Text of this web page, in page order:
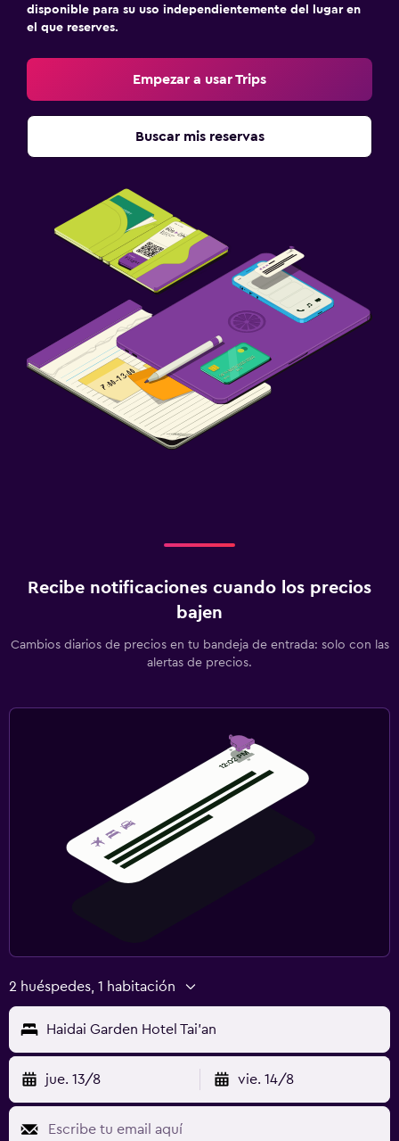
disponible para su uso independientemente del lugar en
el que reserves.
Empezar a usar Trips
Buscar mis reservas
Recibe notificaciones cuando los precios
bajen
Cambios diarios de precios en tu bandeja de entrada: solo con las
alertas de precios.
2 huéspedes, 1 habitación
Haidai Garden Hotel Tai'an
jue. 13/8 vie. 14/8